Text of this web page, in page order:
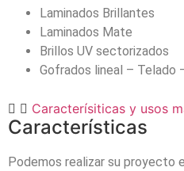
Laminados Brillantes
Laminados Mate
Brillos UV sectorizados
Gofrados lineal – Telado
Caracterísiticas y usos
Características
Podemos realizar su proyecto